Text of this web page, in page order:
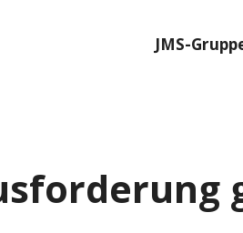
JMS-